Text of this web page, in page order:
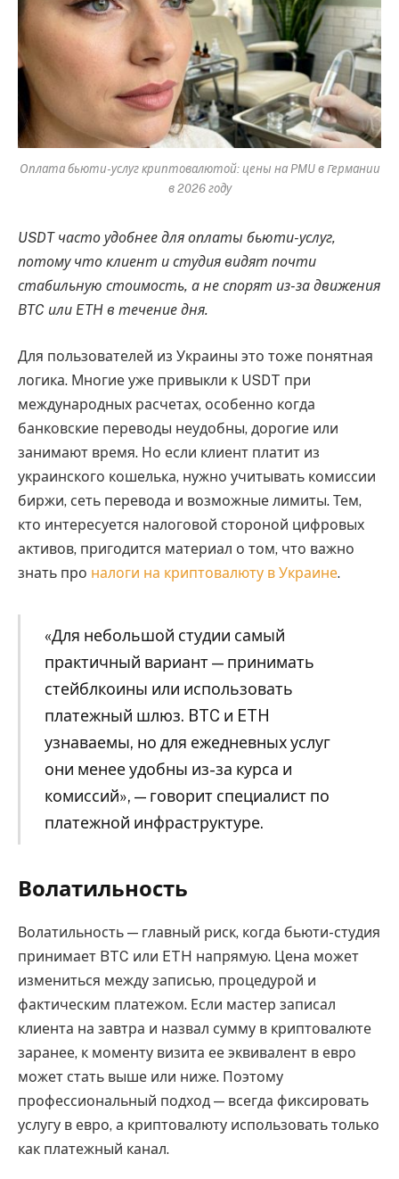
Оплата бьюти-услуг криптовалютой: цены на PMU в Германии
в 2026 году
USDT часто удобнее для оплаты бьюти-услуг,
потому что клиент и студия видят почти
стабильную стоимость, а не спорят из-за движения
BTC или ETH в течение дня.
Для пользователей из Украины это тоже понятная
логика. Многие уже привыкли к USDT при
международных расчетах, особенно когда
банковские переводы неудобны, дорогие или
занимают время. Но если клиент платит из
украинского кошелька, нужно учитывать комиссии
биржи, сеть перевода и возможные лимиты. Тем,
кто интересуется налоговой стороной цифровых
активов, пригодится материал о том, что важно
знать про налоги на криптовалюту в Украине.
«Для небольшой студии самый
практичный вариант — принимать
стейблкоины или использовать
платежный шлюз. BTC и ETH
узнаваемы, но для ежедневных услуг
они менее удобны из-за курса и
комиссий», — говорит специалист по
платежной инфраструктуре.
Волатильность
Волатильность — главный риск, когда бьюти-студия
принимает BTC или ETH напрямую. Цена может
измениться между записью, процедурой и
фактическим платежом. Если мастер записал
клиента на завтра и назвал сумму в криптовалюте
заранее, к моменту визита ее эквивалент в евро
может стать выше или ниже. Поэтому
профессиональный подход — всегда фиксировать
услугу в евро, а криптовалюту использовать только
как платежный канал.